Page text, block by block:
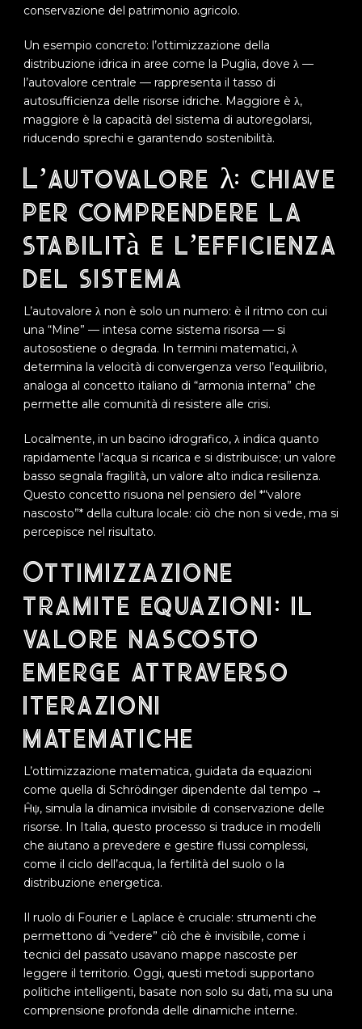
conservazione del patrimonio agricolo.
Un esempio concreto: l’ottimizzazione della
distribuzione idrica in aree come la Puglia, dove λ —
l’autovalore centrale — rappresenta il tasso di
autosufficienza delle risorse idriche. Maggiore è λ,
maggiore è la capacità del sistema di autoregolarsi,
riducendo sprechi e garantendo sostenibilità.
L’autovalore λ: chiave
per comprendere la
stabilità e l’efficienza
del sistema
L’autovalore λ non è solo un numero: è il ritmo con cui
una “Mine” — intesa come sistema risorsa — si
autosostiene o degrada. In termini matematici, λ
determina la velocità di convergenza verso l’equilibrio,
analoga al concetto italiano di “armonia interna” che
permette alle comunità di resistere alle crisi.
Localmente, in un bacino idrografico, λ indica quanto
rapidamente l’acqua si ricarica e si distribuisce; un valore
basso segnala fragilità, un valore alto indica resilienza.
Questo concetto risuona nel pensiero del *“valore
nascosto”* della cultura locale: ciò che non si vede, ma si
percepisce nel risultato.
Ottimizzazione
tramite equazioni: il
valore nascosto
emerge attraverso
iterazioni
matematiche
L’ottimizzazione matematica, guidata da equazioni
come quella di Schrödinger dipendente dal tempo →
Ĥψ, simula la dinamica invisibile di conservazione delle
risorse. In Italia, questo processo si traduce in modelli
che aiutano a prevedere e gestire flussi complessi,
come il ciclo dell’acqua, la fertilità del suolo o la
distribuzione energetica.
Il ruolo di Fourier e Laplace è cruciale: strumenti che
permettono di “vedere” ciò che è invisibile, come i
tecnici del passato usavano mappe nascoste per
leggere il territorio. Oggi, questi metodi supportano
politiche intelligenti, basate non solo su dati, ma su una
comprensione profonda delle dinamiche interne.